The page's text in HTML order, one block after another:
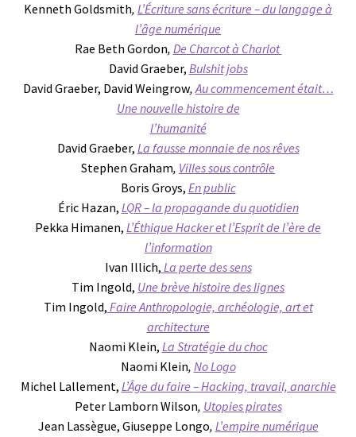
Kenneth Goldsmith, L’Écriture sans écriture – du langage à
l’âge numérique
Rae Beth Gordon, De Charcot à Charlot
David Graeber, Bulshit jobs
David Graeber, David Weingrow,Au commencement était…
Une nouvelle histoire de
l’humanité
David Graeber, La fausse monnaie de nos rêves
Stephen Graham, Villes sous contrôle
Boris Groys, En public
Éric Hazan, LQR – la propagande du quotidien
Pekka Himanen, L’Éthique Hacker et l’Esprit de l’ère de
l’information
Ivan Illich, La perte des sens
Tim Ingold, Une brève histoire des lignes
Tim Ingold, Faire Anthropologie, archéologie, art et
architecture
Naomi Klein, La Stratégie du choc
Naomi Klein, No Logo
Michel Lallement, L’Âge du faire – Hacking, travail, anarchie
Peter Lamborn Wilson, Utopies pirates
Jean Lassègue, Giuseppe Longo, L’empire numérique